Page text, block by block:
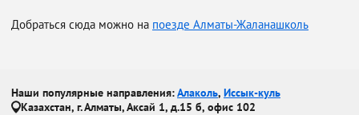
Добраться сюда можно на поезде Алматы-Жаланашколь
Наши популярные направления:Алаколь, Иссык-куль
Казахстан, г. Алматы, Аксай 1, д.15 б, офис 102